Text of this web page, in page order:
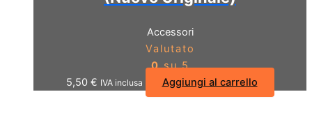
Accessori
Valutato
0su 5
5,50 € IVA inclusa Aggiungi al carrello